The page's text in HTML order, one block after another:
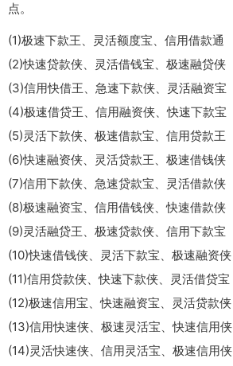
点。
(1)极速下款王、灵活额度宝、信用借款通
(2)快速贷款侠、灵活借钱宝、极速融贷侠
(3)信用快借王、急速下款侠、灵活融资宝
(4)极速借贷王、信用融资侠、快速下款宝
(5)灵活下款侠、极速借款宝、信用贷款王
(6)快速融资侠、灵活贷款王、极速借钱侠
(7)信用下款侠、急速贷款宝、灵活借款侠
(8)极速融资宝、信用借钱侠、快速借款侠
(9)灵活融贷王、极速贷款侠、信用下款宝
(10)快速借钱侠、灵活下款宝、极速融资侠
(11)信用贷款侠、快速下款侠、灵活借贷宝
(12)极速信用宝、快速融资宝、灵活贷款侠
(13)信用快速侠、极速灵活宝、快速信用侠
(14)灵活快速侠、信用灵活宝、极速信用侠